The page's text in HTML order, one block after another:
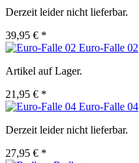
Derzeit leider nicht lieferbar.
39,95 € *
Euro-Falle 02
Artikel auf Lager.
21,95 € *
Euro-Falle 04
Derzeit leider nicht lieferbar.
27,95 € *